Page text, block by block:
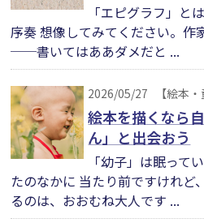
「エピグラフ」と
序奏 想像してみてください。作
──書いてはああダメだと ...
2026/05/27 【絵本
絵本を描くなら
ん」と出会おう
「幼子」は眠って
たのなかに 当たり前ですけれど
るのは、おおむね大人です ...